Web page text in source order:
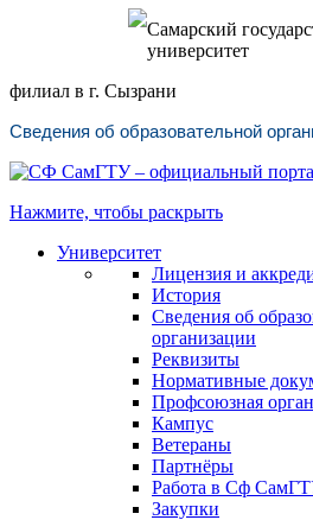
Самарский
университет
филиал в г. Сызрани
Сведения об образовательной
Нажмите, чтобы раскрыть
Университет
Лицензия и
История
Сведения об
организации
Реквизиты
Нормативные
Профсоюзная
Кампус
Ветераны
Партнёры
Работа в Сф
Закупки